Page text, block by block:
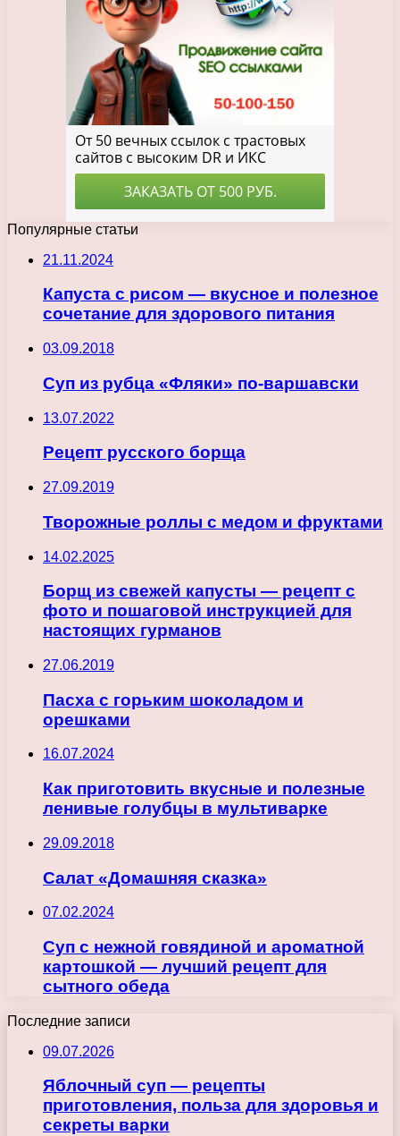
Популярные статьи
21.11.2024
Капуста с рисом — вкусное и полезное
сочетание для здорового питания
03.09.2018
Суп из рубца «Фляки» по-варшавски
13.07.2022
Рецепт русского борща
27.09.2019
Творожные роллы с медом и фруктами
14.02.2025
Борщ из свежей капусты — рецепт с
фото и пошаговой инструкцией для
настоящих гурманов
27.06.2019
Пасха с горьким шоколадом и
орешками
16.07.2024
Как приготовить вкусные и полезные
ленивые голубцы в мультиварке
29.09.2018
Салат «Домашняя сказка»
07.02.2024
Суп с нежной говядиной и ароматной
картошкой — лучший рецепт для
сытного обеда
Последние записи
09.07.2026
Яблочный суп — рецепты
приготовления, польза для здоровья и
секреты варки